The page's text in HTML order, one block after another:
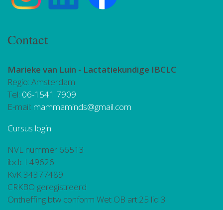
Contact
Marieke van Luin - Lactatiekundige IBCLC
Regio: Amsterdam
Tel: 06-1541 7909
E-mail: mammaminds@gmail.com
Cursus login
NVL nummer 66513
ibclc l-49626
KvK 34377489
CRKBO geregistreerd
Ontheffing btw conform Wet OB art.25 lid 3